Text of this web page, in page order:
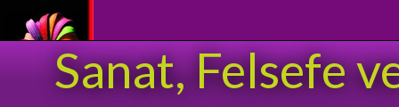
Sanat, Felsefe